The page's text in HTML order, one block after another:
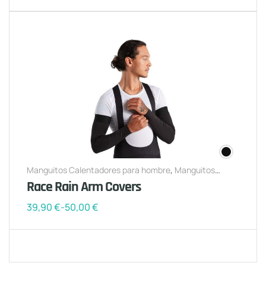
Manguitos Calentadores para hombre, Manguitos
Calentadores para mujer
Race Rain Arm Covers
39,90€-50,00€